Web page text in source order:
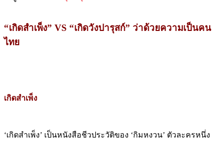
ไทย
จากนวนิยายเรื่อง ‘พล นิกร กิมหงวน’ นวนิยายที่ทรงอิทธิพลที่